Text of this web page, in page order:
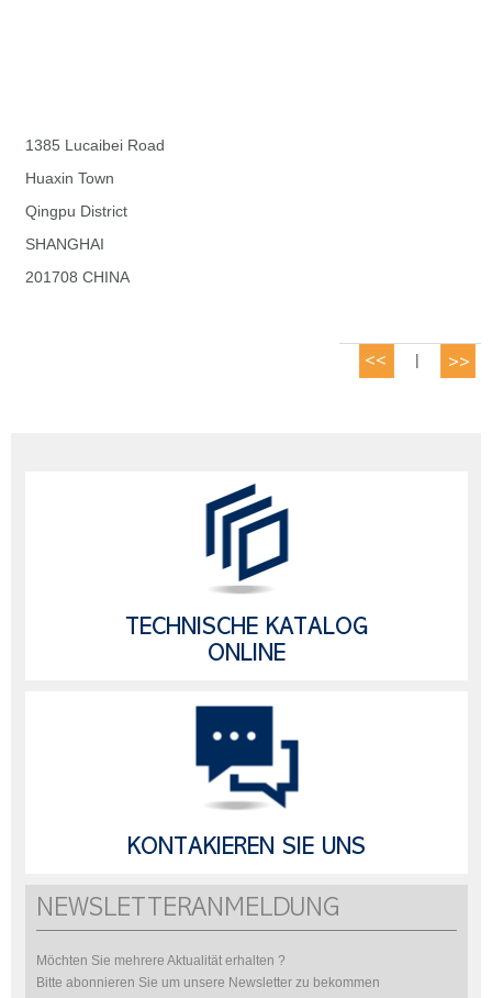
1385 Lucaibei Road
Huaxin Town
Qingpu District
SHANGHAI
201708 CHINA
|
TECHNISCHE KATALOG
ONLINE
KONTAKIEREN SIE UNS
NEWSLETTERANMELDUNG
Möchten Sie mehrere Aktualität erhalten ?
Bitte abonnieren Sie um unsere Newsletter zu bekommen